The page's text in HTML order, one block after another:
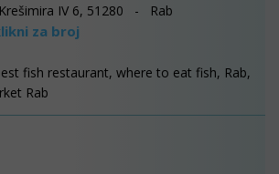
IV 6, 51280 - Rab
za broj
fish restaurant, where to eat fish, Rab,
Rab